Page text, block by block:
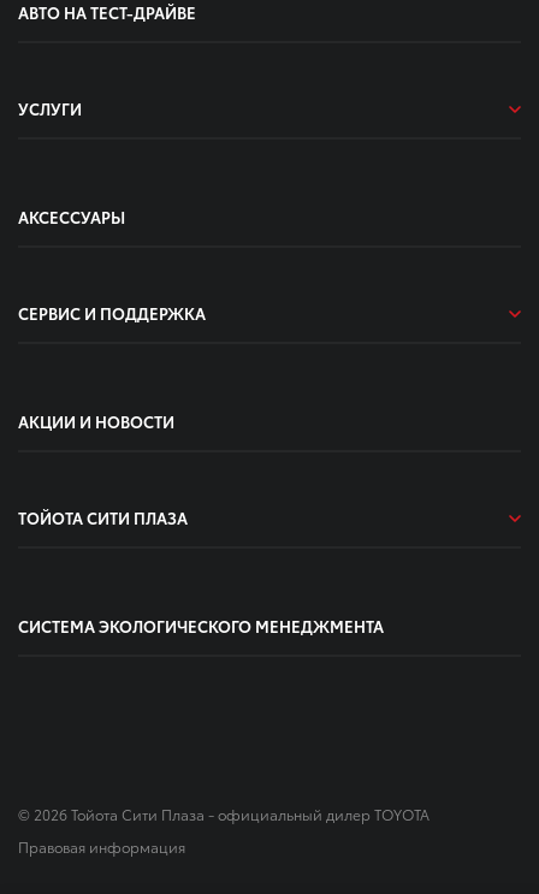
АВТО НА ТЕСТ-ДРАЙВЕ
УСЛУГИ
АКСЕССУАРЫ
СЕРВИС И ПОДДЕРЖКА
АКЦИИ И НОВОСТИ
ТОЙОТА СИТИ ПЛАЗА
СИСТЕМА ЭКОЛОГИЧЕСКОГО МЕНЕДЖМЕНТА
© 2026 Тойота Сити Плаза - официальный дилер TOYOTA
Правовая информация